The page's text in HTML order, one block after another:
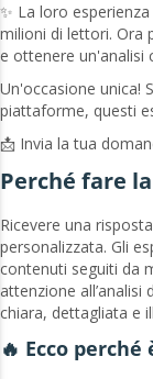
✨ La loro
milioni di lettori. Ora
e ottenere un'analisi
Un'occasione unica!
piattaforme, questi
📩 Invia la tua
Perché fare
Ricevere una
personalizzata. Gli
contenuti seguiti da
attenzione
chiara, dettagliata e
🔥 Ecco